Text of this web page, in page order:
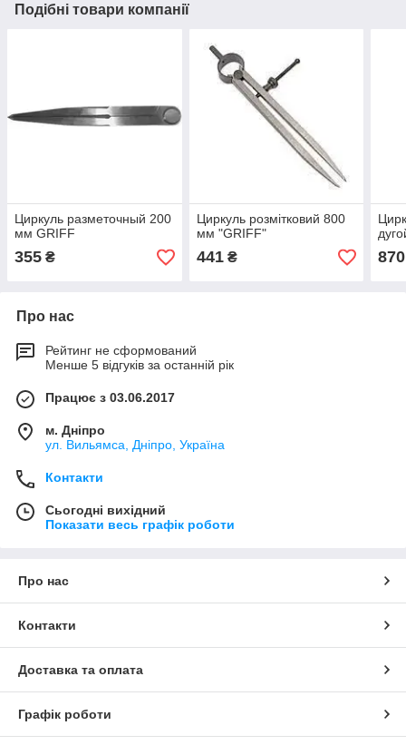
Подібні товари компанії
Циркуль разметочный 200
мм GRIFF
355 ₴
Циркуль розмітковий 800
мм "GRIFF"
441₴ 870
Про нас
Рейтинг не сформований
Менше 5 відгуків за останній рік
Працює з 03.06.2017
м. Дніпро
ул. Вильямса, Дніпро, Україна
Контакти
Сьогодні вихідний
Показати весь графік роботи
Про нас
Контакти
Доставка та оплата
Графік роботи